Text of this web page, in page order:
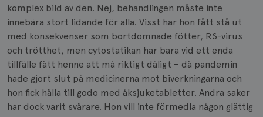
komplex bild av den. Nej, behandlingen måste inte
innebära stort lidande för alla. Visst har hon fått stå ut
med konsekvenser som bortdomnade fötter, RS-virus
och trötthet, men cytostatikan har bara vid ett enda
tillfälle fått henne att må riktigt dåligt – då pandemin
hade gjort slut på medicinerna mot biverkningarna och
hon fick hålla till godo med åksjuketabletter. Andra saker
har dock varit svårare. Hon vill inte förmedla någon glättig